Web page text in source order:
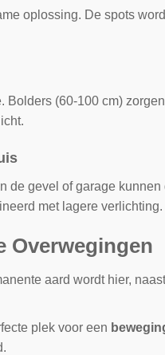
oplossing. De spots
Bolders (60-100 cm)
de gevel of garage
met lagere verlichting.
Overwegingen
aard wordt hier,
plek voor een